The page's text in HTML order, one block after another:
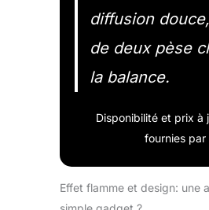
diffusion
de deux pèse
la balance.
Disponibilité et prix à
fournies par
Effet flamme et design: une